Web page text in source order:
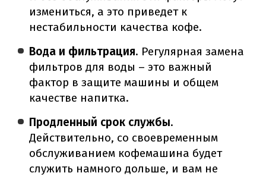
измениться, а это приведет к
нестабильности качества кофе.
Вода и фильтрация. Регулярная замена
фильтров для воды – это важный
фактор в защите машины и общем
качестве напитка.
Продленный срок службы.
Действительно, со своевременным
обслуживанием кофемашина будет
служить намного дольше, и вам не